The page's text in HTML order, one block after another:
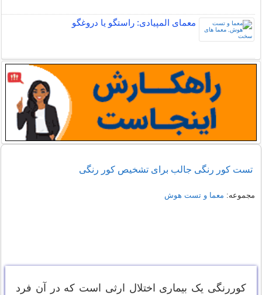
معمای المپیادی: راستگو یا دروغگو
تست کور رنگی جالب برای تشخیص کور رنگی
مجموعه: معما و تست هوش
کوررنگی یک بیماری اختلال ارثی است که در آن فرد